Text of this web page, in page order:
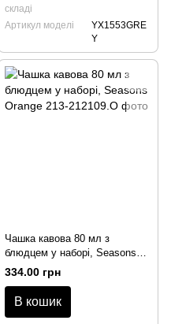
складі
Артикул моделі
YX1553GRE
Y
Чашка кавова 80 мл з
блюдцем у наборі, Seasons
Orange
334.00 грн
В кошик